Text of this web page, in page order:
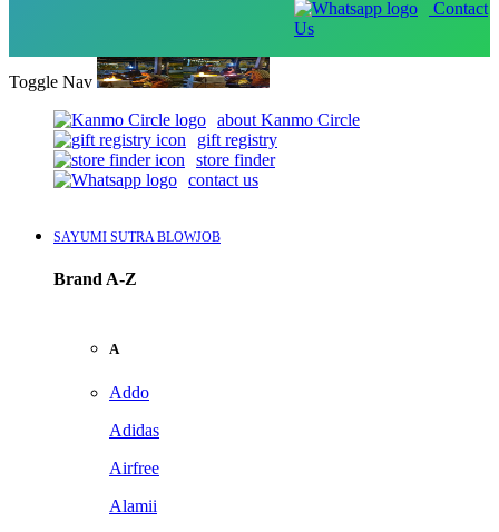
Contact
Us
Toggle Nav
about Kanmo Circle
gift registry
store finder
contact us
SAYUMI SUTRA BLOWJOB
Brand A-Z
A
Addo
Adidas
Airfree
Alamii